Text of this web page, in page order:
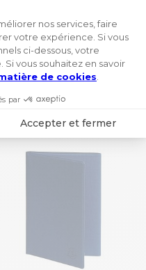
aussi ces
collection
: